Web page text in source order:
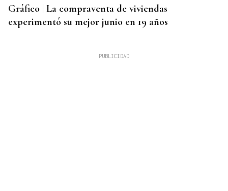
Gráfico | La compraventa de viviendas
experimentó su mejor junio en 19 años